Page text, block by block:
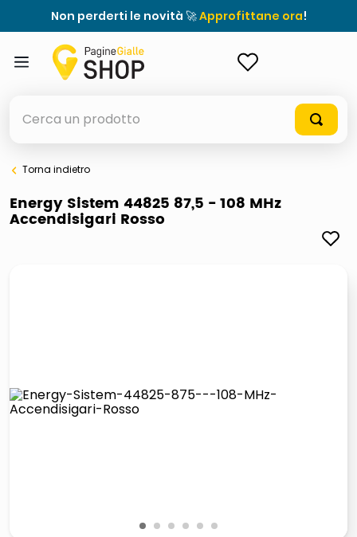
Non perderti le novità 🚀Approfittane ora!
elenchi telefonici
meme
pattumiera raccolta differenziata
airpods
Torna indietro
Energy Sistem 44825 87,5 - 108 MHz
Accendisigari Rosso
1 2 3 4 5 6